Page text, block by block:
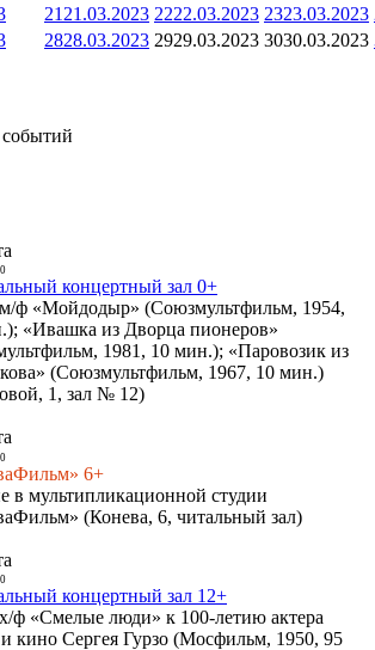
21 21.03.2023 2222.03.2023 2323.03.2023
2828.03.2023 2929.03.2023 3030.03.2023
концертный зал 0+
ф «Мойдодыр» (Союзмультфильм, 1954,
«Ивашка из Дворца пионеров»
1981, 10 мин.); «Паровозик из
(Союзмультфильм, 1967, 10 мин.)
1, зал № 12)
6+
в мультипликационной студии
(Конева, 6, читальный зал)
концертный зал 12+
ф «Смелые люди» к 100-летию актера
и кино Сергея Гурзо (Мосфильм, 1950, 95